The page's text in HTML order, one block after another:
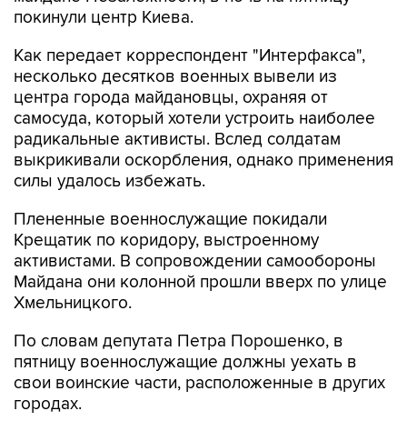
покинули центр Киева.
Как передает корреспондент "Интерфакса",
несколько десятков военных вывели из
центра города майдановцы, охраняя от
самосуда, который хотели устроить наиболее
радикальные активисты. Вслед солдатам
выкрикивали оскорбления, однако применения
силы удалось избежать.
Плененные военнослужащие покидали
Крещатик по коридору, выстроенному
активистами. В сопровождении самообороны
Майдана они колонной прошли вверх по улице
Хмельницкого.
По словам депутата Петра Порошенко, в
пятницу военнослужащие должны уехать в
свои воинские части, расположенные в других
городах.